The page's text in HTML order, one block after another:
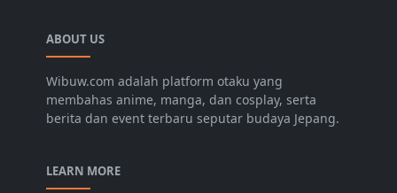
ABOUT US
Wibuw.com adalah platform otaku yang
membahas anime, manga, dan cosplay, serta
berita dan event terbaru seputar budaya Jepang.
LEARN MORE